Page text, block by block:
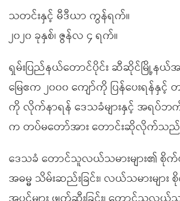
သတင်းနှင့် မီဒီယာ ကွန်ရက်။
၂၀၂၀ ခုနှစ်၊ ဇွန်လ ၄ ရက်။
ရှမ်းပြည်နယ်တောင်ပိုင်း ဆီဆိုင်မြို့န
မြေဧက ၂၀၀၀ ကျော်ကို ပြန်ပေးရန်နှင့်
ကို လိုက်နာရန် ဒေသခံများနှင့် အရပ်ဘ
က တပ်မတော်အား တောင်းဆိုလိုက်သည်
ဒေသခံ တောင်သူလယ်သမားများ၏ စိုက်ပျို
အဓမ္မ သိမ်းဆည်းခြင်း၊ လယ်သမားမျာ